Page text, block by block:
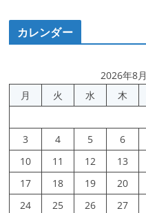
カレンダー
2026年8月
月
火 水 木
3
4 5 6
10
11 12 13
17
18 19 20
24
25 26 27